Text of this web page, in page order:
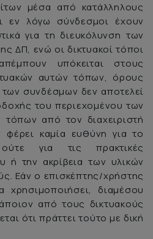
μέσα από κατάλληλους
εν λόγω σύνδεσμοι έχουν
για τη διευκόλυνση των
ΔΠ, ενώ οι δικτυακοί τόποι
υπόκειται στους
αυτών τόπων, όρους
συνδέσμων δεν αποτελεί
του περιεχομένου των
τόπων από τον διαχειριστή
καμία ευθύνη για το
για τις πρακτικές
ή την ακρίβεια των υλικών
Εάν ο επισκέπτης/χρήστης
διαμέσου
από τους δικτυακούς
ότι πράττει τούτο με δική